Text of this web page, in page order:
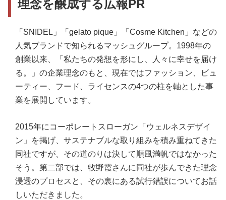
理念を醸成する広報PR
「SNIDEL」「gelato pique」「Cosme Kitchen」などの
人気ブランドで知られるマッシュグループ。1998年の
創業以来、「私たちの発想を形にし、人々に幸せを届け
る。」の企業理念のもと、現在ではファッション、ビュ
ーティー、フード、ライセンスの4つの柱を軸とした事
業を展開しています。
2015年にコーポレートスローガン「ウェルネスデザイ
ン」を掲げ、サステナブルな取り組みを積み重ねてきた
同社ですが、その道のりは決して順風満帆ではなかった
そう。第二部では、牧野霞さんに同社が歩んできた理念
浸透のプロセスと、その裏にある試行錯誤についてお話
しいただきました。